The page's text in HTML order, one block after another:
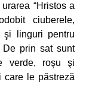
“Hristos a
ciuberele,
şi linguri pentru
De prin sat sunt
verde, roşu şi
care le păstreză